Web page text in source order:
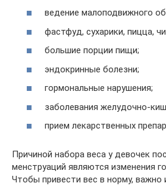
ведение малоподвижного
фастфуд, сухарики, пицца,
большие порции пищи;
эндокринные болезни;
гормональные нарушения;
заболевания желудочно-
прием лекарственных
Причиной набора веса у девочек
менструаций являются изменения
Чтобы привести вес в норму, важно